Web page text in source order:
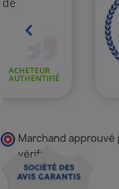
Marchand approuvé
vérifier